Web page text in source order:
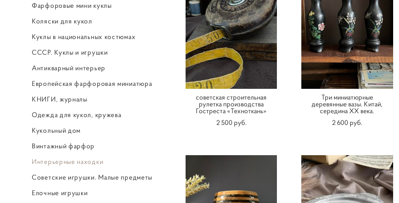
Фарфоровые мини куклы
Коляски для кукол
Куклы в национальных костюмах
СССР. Куклы и игрушки
Антикварный интерьер
Европейская фарфоровая миниатюра
КНИГИ, журналы
Одежда для кукол, кружева
Кукольный дом
Винтажный фарфор
Интерьерные находки
Советские игрушки. Малые предметы
Елочные игрушки
советская строительная
рулетка производства
Гостреста «Техноткань»
2 500 pуб.
Три миниатюрные
деревянные вазы. Китай,
середина XX века.
2 600 pуб.